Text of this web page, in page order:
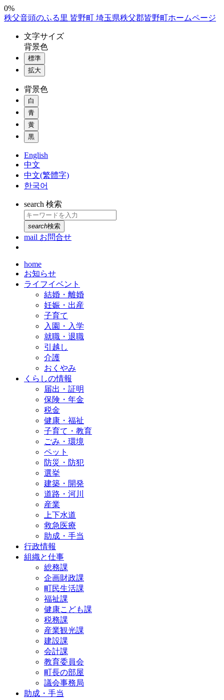
コ
ン
0%
秩父音頭のふる里 皆野町 埼玉県秩父郡皆野町ホームページ
文字サイズ
背景色
標準
拡大
背景色
白
青
黄
黒
English
中文
中文(繁體字)
한국어
search 検索
search検索
mail お問合せ
home
お知らせ
ライフイベント
結婚・離婚
妊娠・出産
子育て
入園・入学
就職・退職
引越し
介護
おくやみ
くらしの情報
届出・証明
保険・年金
税金
健康・福祉
子育て・教育
ごみ・環境
ペット
防災・防犯
選挙
建築・開発
道路・河川
産業
上下水道
救急医療
助成・手当
行政情報
組織と仕事
総務課
企画財政課
町民生活課
福祉課
健康こども課
税務課
産業観光課
建設課
会計課
教育委員会
町長の部屋
議会事務局
助成・手当